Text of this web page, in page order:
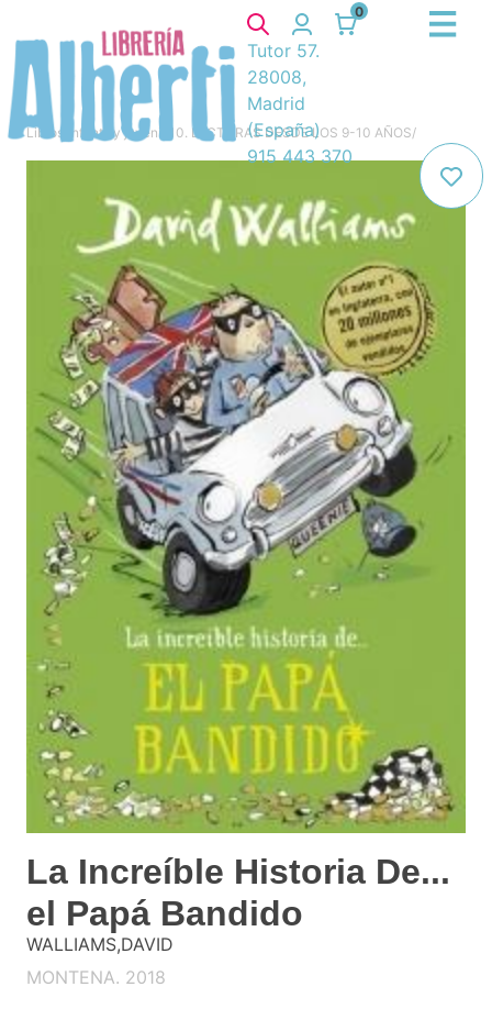
0
Tutor 57.
28008,
Madrid
(España)
915 443 370
Libros Infantil y juvenil 10. LECTURAS DESDE LOS 9-10 AÑOS/
La Increíble Historia De...
el Papá Bandido
WALLIAMS,DAVID
MONTENA. 2018